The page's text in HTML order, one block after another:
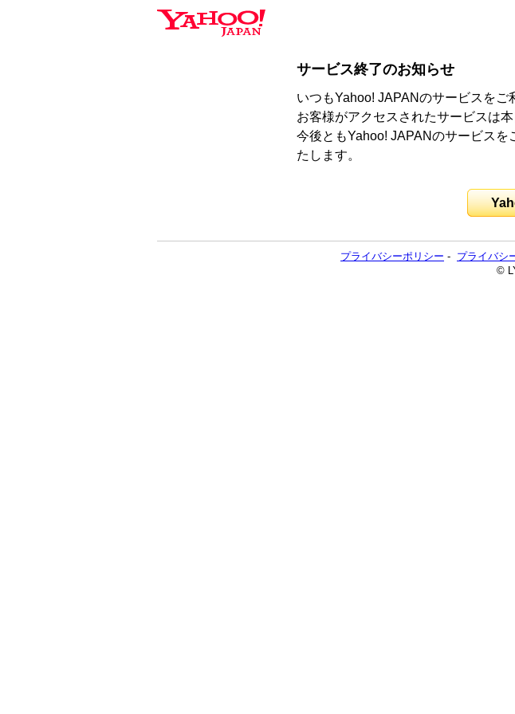
サービス終了のお知らせ
いつもYahoo! JAPANのサービスをご
お客様がアクセスされたサービスは
今後ともYahoo! JAPANのサービス
たします。
プライバシーポリシー - プライバシ
©